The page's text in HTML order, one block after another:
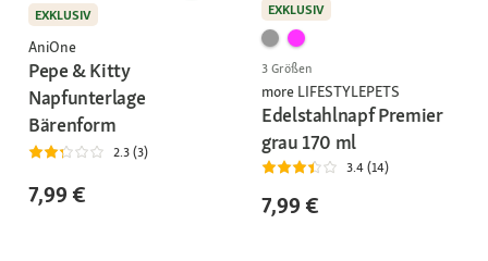
EXKLUSIV
AniOne
Pepe & Kitty
Napfunterlage
Bärenform
2.3 (3)
7,99 €
EXKLUSIV
3 Größen
more LIFESTYLEPETS
Edelstahlnapf Premier
grau 170 ml
3.4 (14)
7,99 €